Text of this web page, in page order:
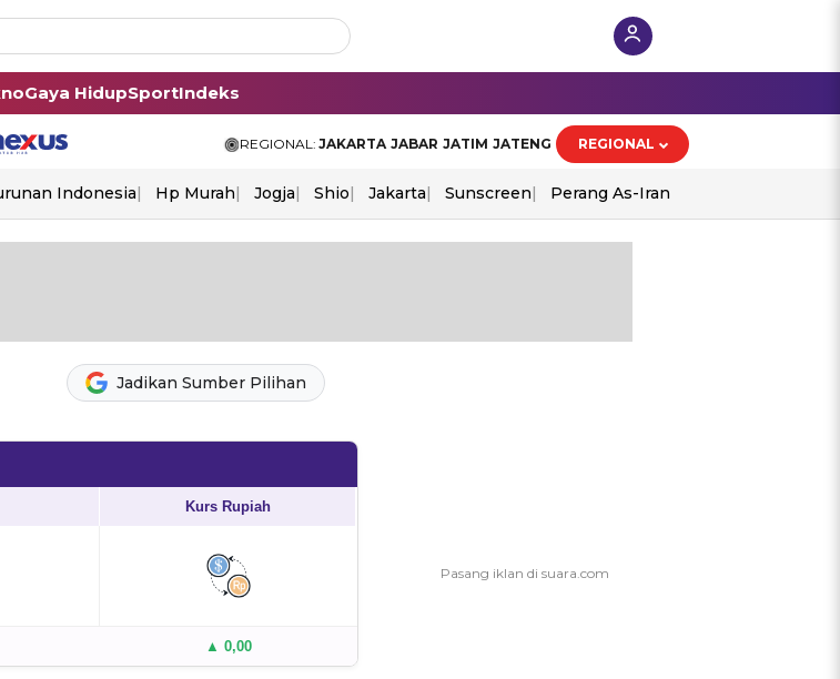
Gaya HidupSportIndeks
REGIONAL: JAKARTA JABAR JATIM JATENG REGIONAL
Indonesia Hp Murah Jogja Shio Jakarta Sunscreen Perang As-Iran
Jadikan Sumber Pilihan
Kurs Rupiah
▲ 0,00